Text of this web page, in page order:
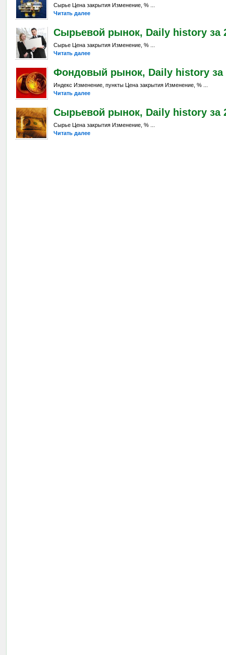
Сырье Цена закрытия Изменение, % ...
Читать далее
Сырьевой рынок, Daily history за
Сырье Цена закрытия Изменение, % ...
Читать далее
Фондовый рынок, Daily history за
Индекс Изменение, пункты Цена закрытия Изменение, % ...
Читать далее
Сырьевой рынок, Daily history за
Сырье Цена закрытия Изменение, % ...
Читать далее